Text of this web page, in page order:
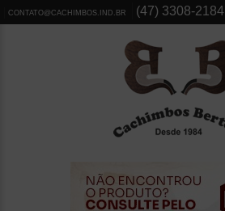
CONTATO@CACHIMBOS.IND.BR (47) 3308-2184